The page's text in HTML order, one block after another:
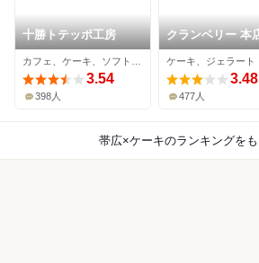
十勝トテッポ工房
3.54
398人
クランベリー 本
3.48
477人
帯広×ケーキのランキングを